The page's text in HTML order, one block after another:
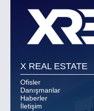
X REAL ESTATE
Ofisler
Danışmanlar
Haberler
İletişim